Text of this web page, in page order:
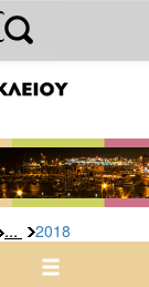
... 2018